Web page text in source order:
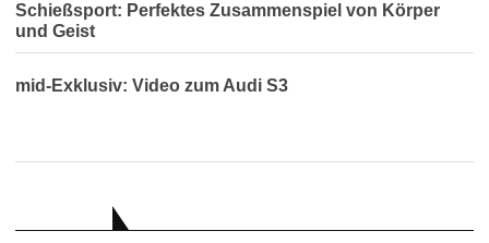
Schießsport: Perfektes Zusammenspiel von Körper
und Geist
mid-Exklusiv: Video zum Audi S3